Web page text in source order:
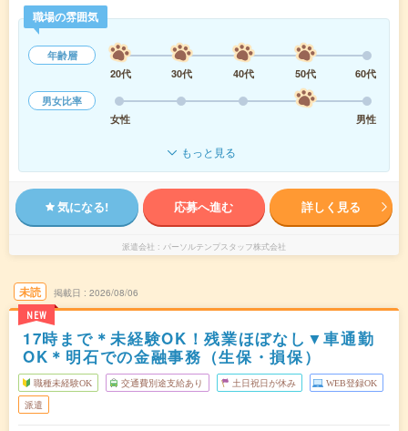
職場の雰囲気
年齢層
20代
30代 40代 50代
60代
男女比率
女性
男性
もっと見る
気になる! 応募へ進む 詳しく見る
派遣会社 パーソルテンプスタッフ株式会社
未読
NEW
掲載日 2026/08/06
17時まで＊未経験OK！残業ほぼなし▼車通勤
OK＊明石での金融事務（生保・損保）
職種未経験OK 交通費別途支給あり 土日祝日が休み WEB登録OK
派遣